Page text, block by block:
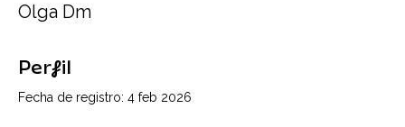
Olga Dm
Perfil
Fecha de registro: 4 feb 2026